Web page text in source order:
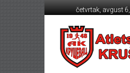
četvrtak, avgust
Atletski